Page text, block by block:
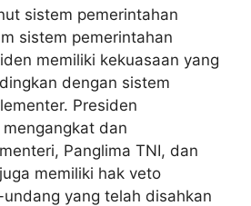
sistem pemerintahan
sistem pemerintahan
memiliki kekuasaan yang
dengan sistem
Presiden
dan
Panglima TNI, dan
memiliki hak veto
yang telah disahkan